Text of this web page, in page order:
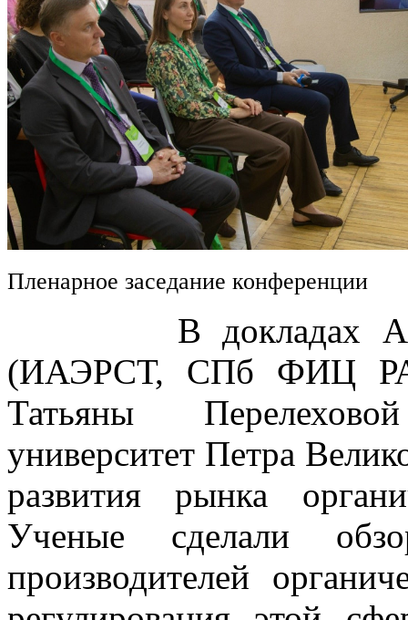
Пленарное заседание конференции
В докладах
(ИАЭРСТ, СПб ФИЦ
Татьяны
университет Петра
развития рынка
Ученые сделали
производителей